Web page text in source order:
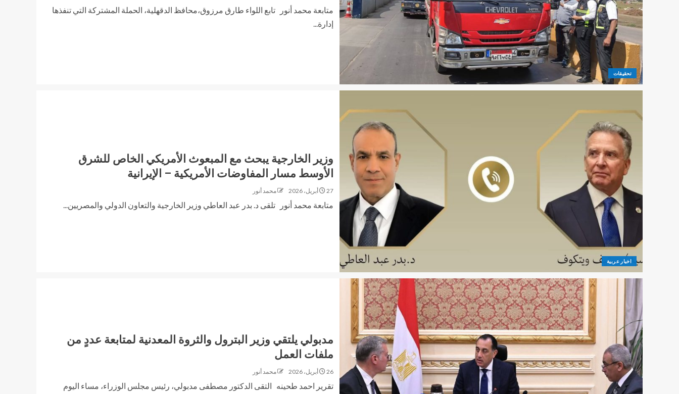
تحقيقات
متابعة محمد أنور تابع اللواء طارق مرزوق،محافظ الدقهلية، الحملة المشتركة التي تنفذها
إدارة...
اخبار عربية
وزير الخارجية يبحث مع المبعوث الأمريكي الخاص للشرق
الأوسط مسار المفاوضات الأمريكية – الإيرانية
27 أبريل، 2026 محمد أنور
متابعة محمد أنور تلقى د. بدر عبد العاطي وزير الخارجية والتعاون الدولي والمصريين...
مدبولي يلتقي وزير البترول والثروة المعدنية لمتابعة عددٍ من
ملفات العمل
26 أبريل، 2026 محمد أنور
تقرير احمد طحينه التقى الدكتور مصطفى مدبولي، رئيس مجلس الوزراء، مساء اليوم